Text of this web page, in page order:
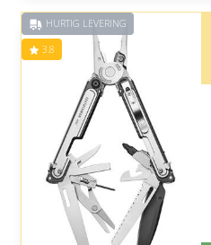
HURTIG LEVERING
3.8